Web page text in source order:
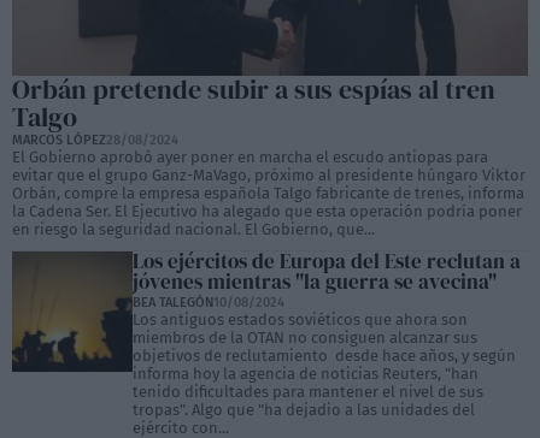
Orbán pretende subir a sus espías al tren
Talgo
MARCOS LÓPEZ28/08/2024
El Gobierno aprobó ayer poner en marcha el escudo antiopas para
evitar que el grupo Ganz-MaVago, próximo al presidente húngaro Viktor
Orbán, compre la empresa española Talgo fabricante de trenes, informa
la Cadena Ser. El Ejecutivo ha alegado que esta operación podría poner
en riesgo la seguridad nacional. El Gobierno, que...
Los ejércitos de Europa del Este reclutan a
jóvenes mientras "la guerra se avecina"
BEA TALEGÓN10/08/2024
Los antiguos estados soviéticos que ahora son
miembros de la OTAN no consiguen alcanzar sus
objetivos de reclutamiento desde hace años, y según
informa hoy la agencia de noticias Reuters, "han
tenido dificultades para mantener el nivel de sus
tropas". Algo que "ha dejadio a las unidades del
ejército con...